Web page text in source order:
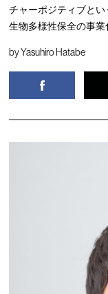
チャーポジティブと
生物多様性保全の事業
byYasuhiro Hatabe